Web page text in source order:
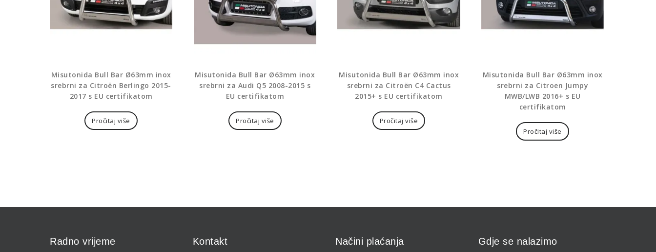
Misutonida Bull Bar Ø63mm inox
srebrni za Citroën Berlingo 2015-
2017 s EU certifikatom
Pročitaj više
Misutonida Bull Bar Ø63mm inox
srebrni za Audi Q5 2008-2015 s
EU certifikatom
Pročitaj više
Misutonida Bull Bar Ø63mm inox
srebrni za Citroën C4 Cactus
2015+ s EU certifikatom
Pročitaj više
Misutonida Bull Bar Ø63mm inox
srebrni za Citroen Jumpy
MWB/LWB 2016+ s EU
certifikatom
Pročitaj više
Radno vrijeme Kontakt Načini plaćanja Gdje se nalazimo